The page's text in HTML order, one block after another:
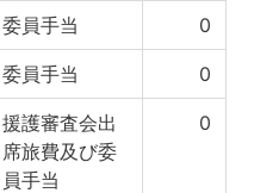
委員手当 0
委員手当 0
援護審査会出
席旅費及び委
員手当
0